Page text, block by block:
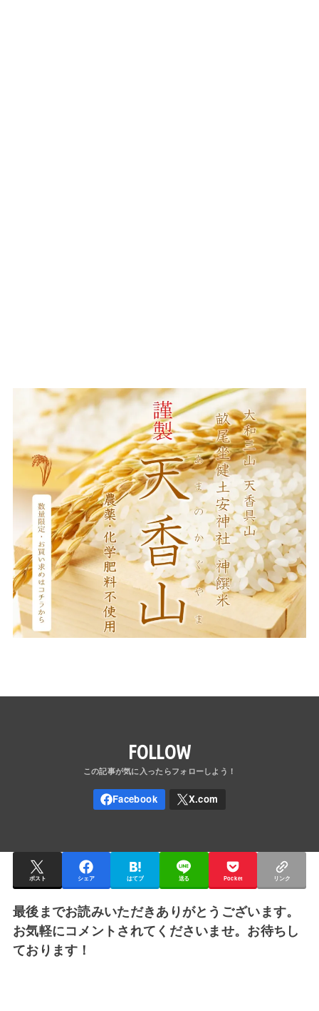
FOLLOW
ポスト シェア はてブ 送る Pocket リンク
最後までお読みいただきありがとうございます。
お気軽にコメントされてくださいませ。お待ちし
ております！